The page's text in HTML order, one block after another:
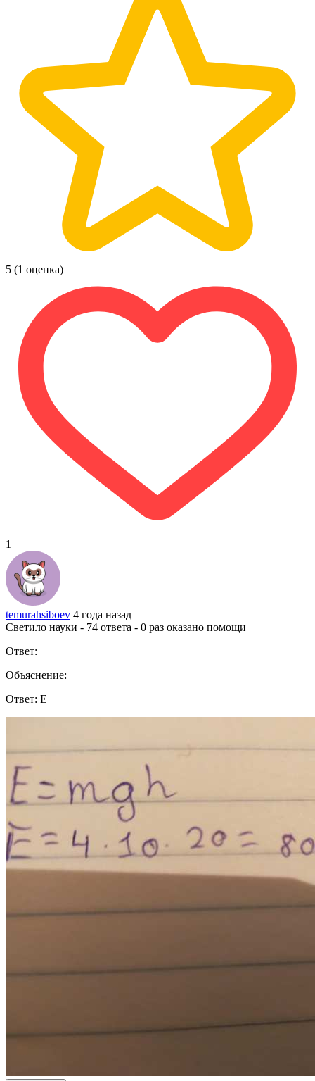
5 (1 оценка)
1
temurahsiboev 4 года назад
Светило науки - 74 ответа - 0 раз оказано помощи
Ответ:
Объяснение:
Ответ: Е